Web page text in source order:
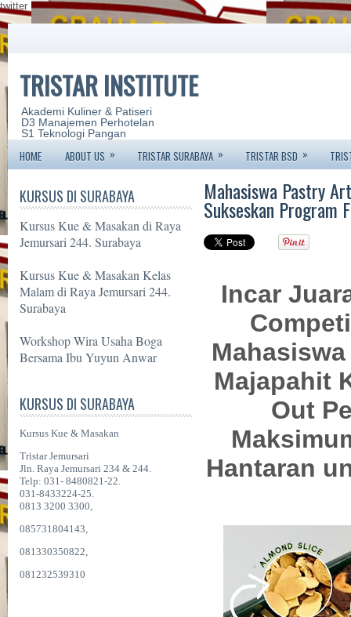
twitter
TRISTAR INSTITUTE
Akademi Kuliner & Patiseri
D3 Manajemen Perhotelan
S1 Teknologi Pangan
HOME ABOUT US » TRISTAR SURABAYA » TRISTAR BSD »
KURSUS DI SURABAYA
Kursus Kue & Masakan di Raya
Jemursari 244. Surabaya
Kursus Kue & Masakan Kelas
Malam di Raya Jemursari 244.
Surabaya
Workshop Wira Usaha Boga
Bersama Ibu Yuyun Anwar
KURSUS DI SURABAYA
Kursus Kue & Masakan
Tristar Jemursari
Jln. Raya Jemursari 234 & 244.
Telp: 031- 8480821-22.
031-8433224-25.
0813 3200 3300,
085731804143,
081330350822,
081232539310
Mahasiswa Pastry
Sukseskan Program
Incar
Majapahit
Out
Hantaran